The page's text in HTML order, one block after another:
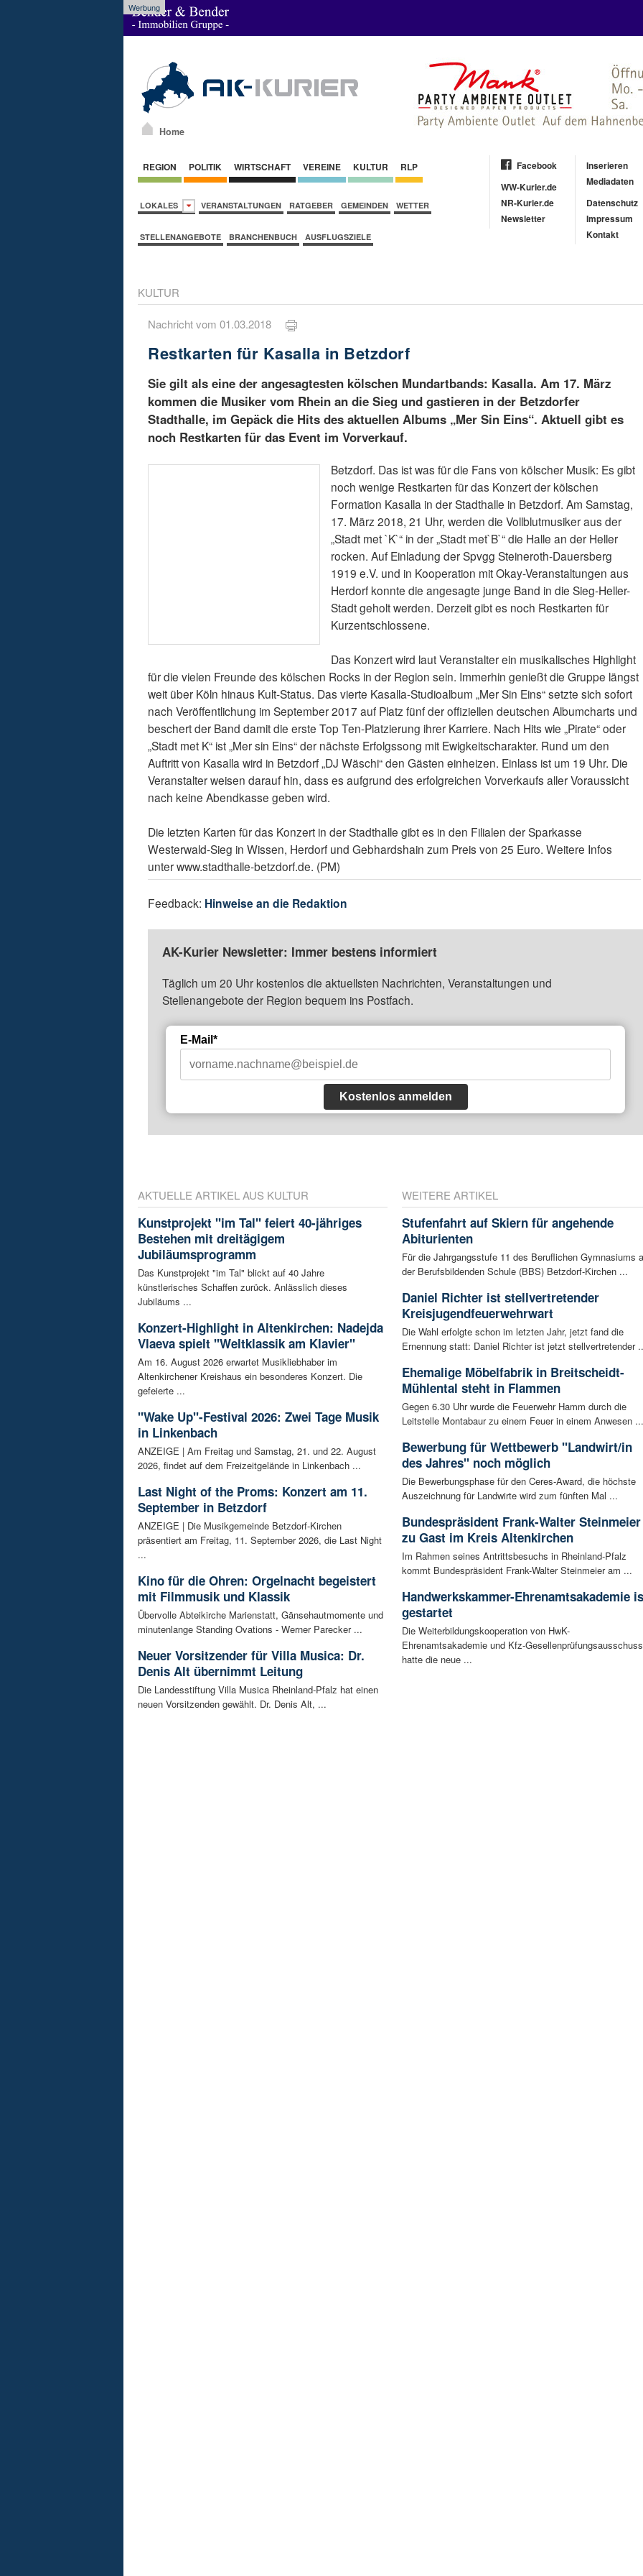
Werbung
Home
REGION POLITIK WIRTSCHAFT VEREINE KULTUR RLP
LOKALES VERANSTALTUNGEN RATGEBER GEMEINDEN WETTER
STELLENANGEBOTE BRANCHENBUCH AUSFLUGSZIELE
Facebook
WW-Kurier.de
NR-Kurier.de
Newsletter
Inserieren
Mediadaten
Datenschutz
Impressum
Kontakt
KULTUR
Nachricht vom 01.03.2018
Restkarten für Kasalla in Betzdorf
Sie gilt als eine der angesagtesten kölschen Mundartbands: Kasalla. Am 17. März
kommen die Musiker vom Rhein an die Sieg und gastieren in der Betzdorfer
Stadthalle, im Gepäck die Hits des aktuellen Albums „Mer Sin Eins“. Aktuell gibt es
noch Restkarten für das Event im Vorverkauf.
Betzdorf. Das ist was für die Fans von kölscher Musik: Es gibt
noch wenige Restkarten für das Konzert der kölschen
Formation Kasalla in der Stadthalle in Betzdorf. Am Samstag,
17. März 2018, 21 Uhr, werden die Vollblutmusiker aus der
„Stadt met `K`“ in der „Stadt met`B`“ die Halle an der Heller
rocken. Auf Einladung der Spvgg Steineroth-Dauersberg
1919 e.V. und in Kooperation mit Okay-Veranstaltungen aus
Herdorf konnte die angesagte junge Band in die Sieg-Heller-
Stadt geholt werden. Derzeit gibt es noch Restkarten für
Kurzentschlossene.
Das Konzert wird laut Veranstalter ein musikalisches Highlight
für die vielen Freunde des kölschen Rocks in der Region sein. Immerhin genießt die Gruppe längst
weit über Köln hinaus Kult-Status. Das vierte Kasalla-Studioalbum „Mer Sin Eins“ setzte sich sofort
nach Veröffentlichung im September 2017 auf Platz fünf der offiziellen deutschen Albumcharts und
beschert der Band damit die erste Top Ten-Platzierung ihrer Karriere. Nach Hits wie „Pirate“ oder
„Stadt met K“ ist „Mer sin Eins“ der nächste Erfolgssong mit Ewigkeitscharakter. Rund um den
Auftritt von Kasalla wird in Betzdorf „DJ Wäschi“ den Gästen einheizen. Einlass ist um 19 Uhr. Die
Veranstalter weisen darauf hin, dass es aufgrund des erfolgreichen Vorverkaufs aller Voraussicht
nach keine Abendkasse geben wird.
Die letzten Karten für das Konzert in der Stadthalle gibt es in den Filialen der Sparkasse
Westerwald-Sieg in Wissen, Herdorf und Gebhardshain zum Preis von 25 Euro. Weitere Infos
unter www.stadthalle-betzdorf.de. (PM)
Feedback: Hinweise an die Redaktion
AK-Kurier Newsletter: Immer bestens informiert
Täglich um 20 Uhr kostenlos die aktuellsten Nachrichten, Veranstaltungen und
Stellenangebote der Region bequem ins Postfach.
E-Mail*
Kostenlos anmelden
AKTUELLE ARTIKEL AUS KULTUR
Kunstprojekt "im Tal" feiert 40-jähriges
Bestehen mit dreitägigem
Jubiläumsprogramm
Das Kunstprojekt "im Tal" blickt auf 40 Jahre
künstlerisches Schaffen zurück. Anlässlich dieses
Jubiläums ...
Konzert-Highlight in Altenkirchen: Nadejda
Vlaeva spielt "Weltklassik am Klavier"
Am 16. August 2026 erwartet Musikliebhaber im
Altenkirchener Kreishaus ein besonderes Konzert. Die
gefeierte ...
"Wake Up"-Festival 2026: Zwei Tage Musik
in Linkenbach
ANZEIGE | Am Freitag und Samstag, 21. und 22. August
2026, findet auf dem Freizeitgelände in Linkenbach ...
Last Night of the Proms: Konzert am 11.
September in Betzdorf
ANZEIGE | Die Musikgemeinde Betzdorf-Kirchen
präsentiert am Freitag, 11. September 2026, die Last Night
...
Kino für die Ohren: Orgelnacht begeistert
mit Filmmusik und Klassik
Übervolle Abteikirche Marienstatt, Gänsehautmomente und
minutenlange Standing Ovations - Werner Parecker ...
Neuer Vorsitzender für Villa Musica: Dr.
Denis Alt übernimmt Leitung
Die Landesstiftung Villa Musica Rheinland-Pfalz hat einen
neuen Vorsitzenden gewählt. Dr. Denis Alt, ...
WEITERE ARTIKEL
Stufenfahrt auf Skiern für angehende
Abiturienten
Für die Jahrgangsstufe 11 des Beruflichen Gymnasiums
der Berufsbildenden Schule (BBS) Betzdorf-Kirchen ...
Daniel Richter ist stellvertretender
Kreisjugendfeuerwehrwart
Die Wahl erfolgte schon im letzten Jahr, jetzt fand die
Ernennung statt: Daniel Richter ist jetzt stellvertretender
Ehemalige Möbelfabrik in Breitscheidt-
Mühlental steht in Flammen
Gegen 6.30 Uhr wurde die Feuerwehr Hamm durch die
Leitstelle Montabaur zu einem Feuer in einem Anwesen ...
Bewerbung für Wettbewerb "Landwirt/in
des Jahres" noch möglich
Die Bewerbungsphase für den Ceres-Award, die höchste
Auszeichnung für Landwirte wird zum fünften Mal ...
Bundespräsident Frank-Walter Steinmeier
zu Gast im Kreis Altenkirchen
Im Rahmen seines Antrittsbesuchs in Rheinland-Pfalz
kommt Bundespräsident Frank-Walter Steinmeier am ...
Handwerkskammer-Ehrenamtsakademie
gestartet
Die Weiterbildungskooperation von HwK-
Ehrenamtsakademie und Kfz-Gesellenprüfungsausschuss
hatte die neue ...